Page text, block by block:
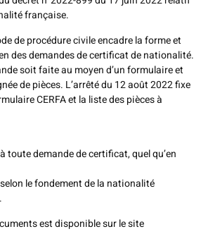
française.
de procédure civile encadre la forme et
des demandes de certificat de nationalité.
soit faite au moyen d’un formulaire et
de pièces. L’arrêté du 12 août 2022 fixe
CERFA et la liste des pièces à
toute demande de certificat, quel qu’en
le fondement de la nationalité
est disponible sur le site